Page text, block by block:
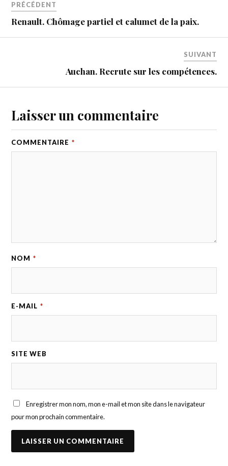
PRÉCÉDENT
Renault. Chômage partiel et calumet de la paix.
SUIVANT
Auchan. Recrute sur les compétences.
Laisser un commentaire
COMMENTAIRE *
NOM *
E-MAIL *
SITE WEB
Enregistrer mon nom, mon e-mail et mon site dans le navigateur
pour mon prochain commentaire.